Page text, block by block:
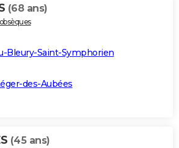
(68 ans)
Bleury-Saint-Symphorien
des-Aubées
(45 ans)